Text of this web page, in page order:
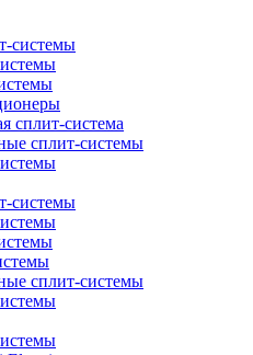
системы
сплит-система
сплит-системы
системы
сплит-системы